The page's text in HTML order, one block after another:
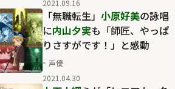
2021.09.16
「無職転生」 小原好美の詠唱
に内山夕実も「師匠、やっぱ
りさすがです！」と感動
声優
2021.04.30